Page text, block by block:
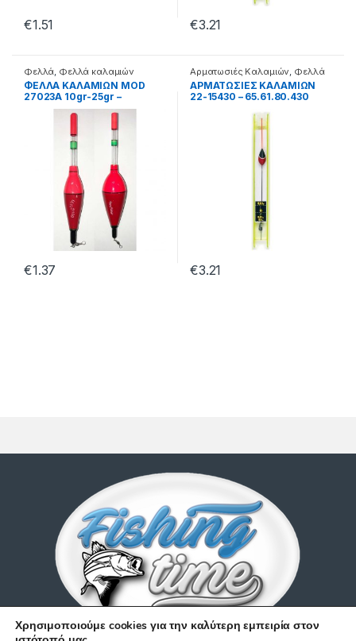
€1.51 €3.21
Φελλά Φελλά καλαμιών
Classic
ΦΕΛΛΑ ΚΑΛΑΜΙΩΝ MOD
27023A 10gr-25gr –
70.22.30.520
€1.37
Αρματωσιές Καλαμιών Φελλά
ΑΡΜΑΤΩΣΙΕΣ ΚΑΛΑΜΙΩΝ
22-15430 – 65.61.80.430
€3.21
Χρησιμοποιούμε cookies για την καλύτερη εμπειρία στον